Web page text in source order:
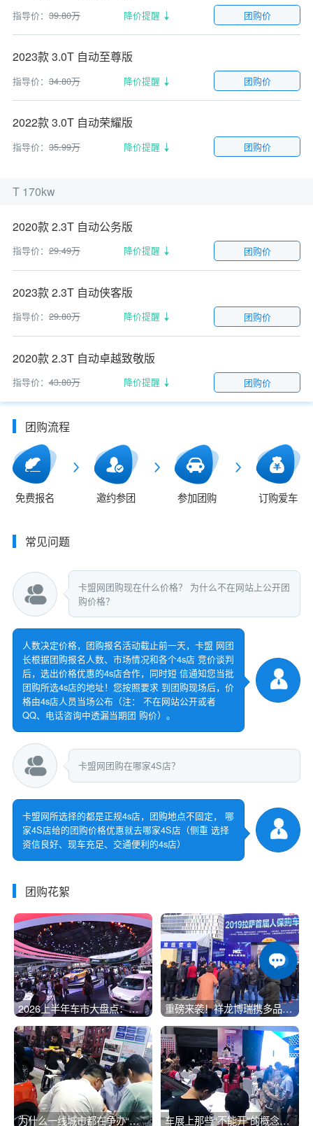
指导价： 39.80万 降价提醒 团购价
2023款 3.0T 自动至尊版
指导价： 34.80万 降价提醒 团购价
2022款 3.0T 自动荣耀版
指导价： 35.99万 降价提醒 团购价
T 170kw
2020款 2.3T 自动公务版
指导价： 29.49万 降价提醒 团购价
2023款 2.3T 自动侠客版
指导价： 29.80万 降价提醒 团购价
2020款 2.3T 自动卓越致敬版
指导价： 43.80万 降价提醒 团购价
团购流程
免费报名 邀约参团 参加团购 订购爱车
常见问题
卡盟网团购现在什么价格？ 为什么不在网站上公开团
购价格？
人数决定价格，团购报名活动截止前一天，卡盟 网团
长根据团购报名人数、市场情况和各个4s店 竞价谈判
后，选出价格优惠的4s店合作，同时短 信通知您当批
团购所选4s店的地址！您按照要求 到团购现场后，价
格由4s店人员当场公布（注： 不在网站公开或者
QQ、电话咨询中透漏当期团 购价）。
卡盟网团购在哪家4S店？
卡盟网所选择的都是正规4s店，团购地点不固定， 哪
家4S店给的团购价格优惠就去哪家4S店（侧重 选择
资信良好、现车充足、交通便利的4s店）
团购花絮
2026上半年车市大盘点：新
能源干到6成，燃油车真的“掉
队”了！
重磅来袭！祥龙博瑞携多品牌
登陆北京 CBD，免费逛车
展！
为什么一线城市都在争办“秋 车展上那些“不能开”的概念